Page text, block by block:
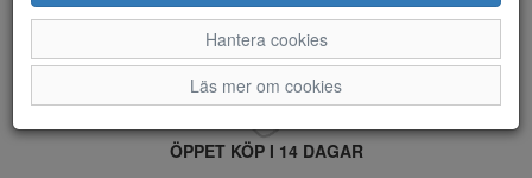
FRI FRAKT VID KÖP ÖVER 1.500 KR
ÖPPET KÖP I 14 DAGAR
Hantera cookies
Läs mer om cookies